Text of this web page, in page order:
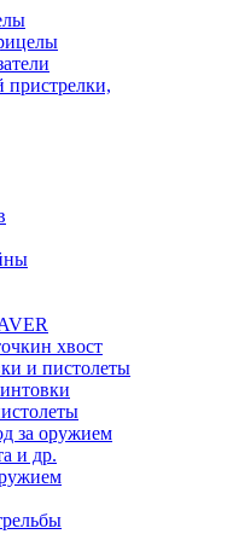
пристрелки,
хвост
и пистолеты
за оружием
и др.